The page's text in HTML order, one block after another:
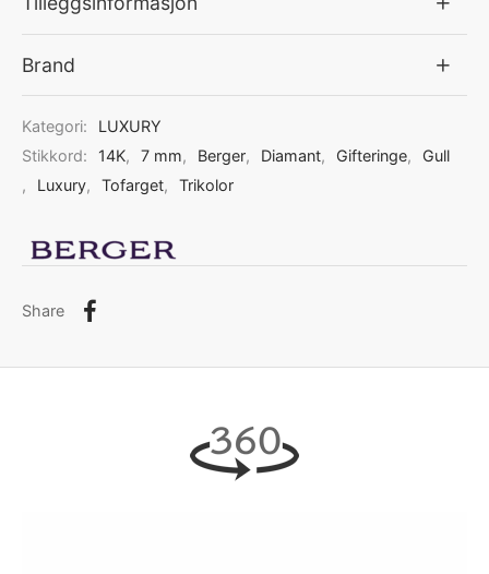
Brand
Kategori:
LUXURY
Stikkord:
14K, 7 mm, Berger, Diamant, Gifteringe,
Gull
,
Luxury, Tofarget, Trikolor
Share